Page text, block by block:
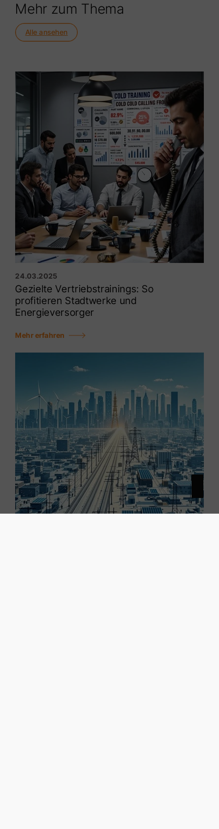
Mehr zum Thema
Alle ansehen
24.03.2025
Gezielte Vertriebstrainings: So
profitieren Stadtwerke und
Energieversorger
Mehr erfahren